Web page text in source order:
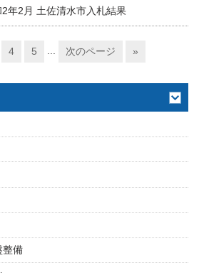
2年2月 土佐清水市入札結果
4 5 次のページ »
整備